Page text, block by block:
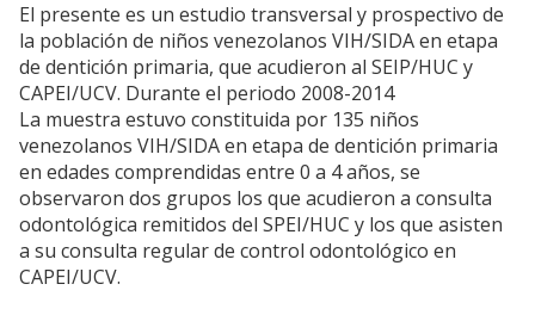
El presente es un estudio transversal y prospectivo de
la población de niños venezolanos VIH/SIDA en etapa
de dentición primaria, que acudieron al SEIP/HUC y
CAPEI/UCV. Durante el periodo 2008-2014
La muestra estuvo constituida por 135 niños
venezolanos VIH/SIDA en etapa de dentición primaria
en edades comprendidas entre 0 a 4 años, se
observaron dos grupos los que acudieron a consulta
odontológica remitidos del SPEI/HUC y los que asisten
a su consulta regular de control odontológico en
CAPEI/UCV.